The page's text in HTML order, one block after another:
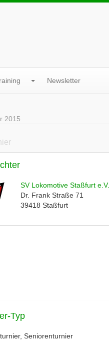
Newsletter
2015
SV Lokomotive Staßfurt e.V.
Dr. Frank Straße 71
39418 Staßfurt
Typ
Seniorenturnier